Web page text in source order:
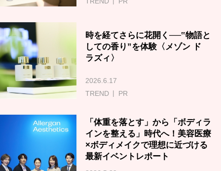
時を経てさらに花開く──‟物語と
しての香り”を体験〈メゾン ド
ラズィ〉
2026.6.17
TREND
PR
「体重を落とす」から「ボディラ
インを整える」時代へ！美容医療
×ボディメイクで理想に近づける
最新イベントレポート